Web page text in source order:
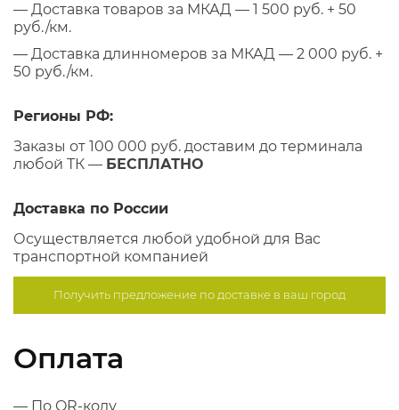
— Доставка товаров за МКАД — 1 500 руб. + 50
руб./км.
— Доставка длинномеров за МКАД — 2 000 руб. +
50 руб./км.
Регионы РФ:
Заказы от 100 000 руб. доставим до терминала
любой ТК — БЕСПЛАТНО
Доставка по России
Осуществляется любой удобной для Вас
транспортной компанией
Получить предложение подоставке в ваш город
Оплата
— По QR-коду